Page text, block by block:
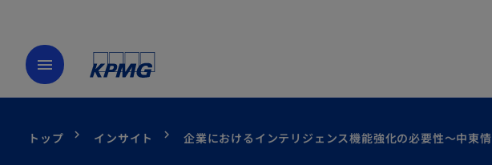
menu
トップ インサイト 企業におけるインテリジェンス機能強化の必要性～中東